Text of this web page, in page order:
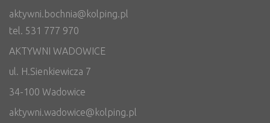
aktywni.bochnia@kolping.pl
tel. 531 777 970
AKTYWNI WADOWICE
ul. H.Sienkiewicza 7
34-100 Wadowice
aktywni.wadowice@kolping.pl